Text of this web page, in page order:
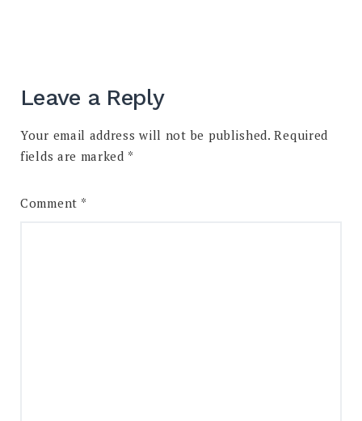
Leave a Reply
Your email address will not be published. Required
fields are marked *
Comment *